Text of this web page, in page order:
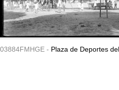
03884FMHGE - Plaza de Deportes